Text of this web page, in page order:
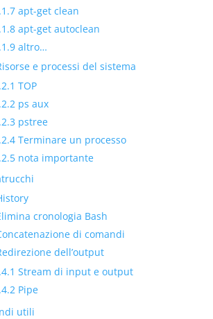
apt-get clean
apt-get autoclean
altro…
e processi del sistema
TOP
ps aux
pstree
Terminare un processo
nota importante
cronologia Bash
di comandi
dell’output
Stream di input e output
Pipe
utili